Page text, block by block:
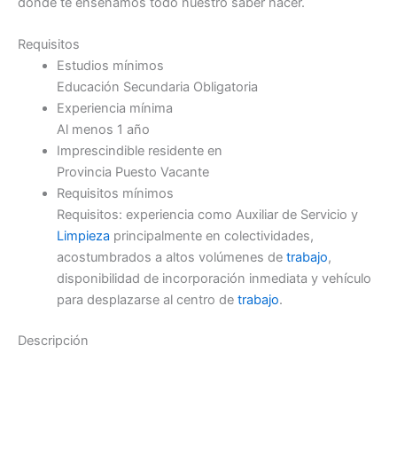
Requisitos
Estudios mínimos
Educación Secundaria Obligatoria
Experiencia mínima
Al menos 1 año
Imprescindible residente en
Provincia Puesto Vacante
Requisitos mínimos
Requisitos: experiencia como Auxiliar de Servicio y
Limpieza principalmente en colectividades,
acostumbrados a altos volúmenes de trabajo,
disponibilidad de incorporación inmediata y vehículo
para desplazarse al centro de trabajo.
Descripción